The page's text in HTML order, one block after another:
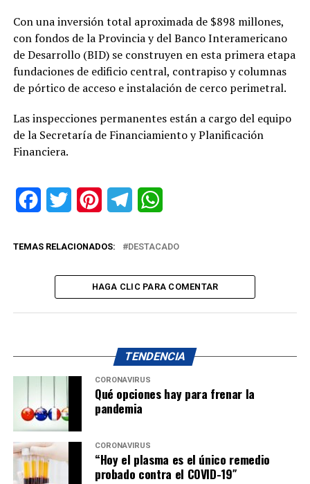
Con una inversión total aproximada de $898 millones,
con fondos de la Provincia y del Banco Interamericano
de Desarrollo (BID) se construyen en esta primera etapa
fundaciones de edificio central, contrapiso y columnas
de pórtico de acceso e instalación de cerco perimetral.
Las inspecciones permanentes están a cargo del equipo
de la Secretaría de Financiamiento y Planificación
Financiera.
FacebookTwitter PinterestTelegram
TEMAS RELACIONADOS: DESTACADO
HAGA CLIC PARA COMENTAR
TENDENCIA
CORONAVIRUS
Qué opciones hay para frenar la
pandemia
CORONAVIRUS
“Hoy el plasma es el único remedio
probado contra el COVID-19″